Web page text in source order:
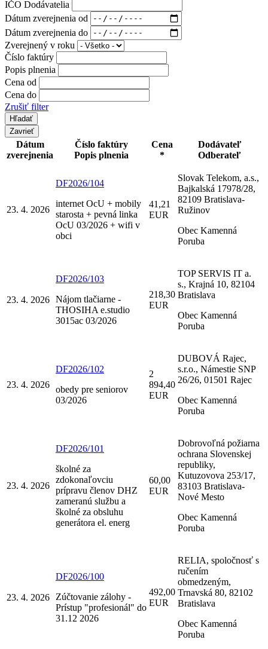
IČO Dodávatelia
Dátum zverejnenia od
Dátum zverejnenia do
Zverejnený v roku
Číslo faktúry
Popis plnenia
Cena od
Cena do
Zrušiť filter
Zavrieť
Dátum
zverejnenia
Číslo faktúry
Popis plnenia
Cena
*
Dodávateľ
Odberateľ
23. 4. 2026
DF2026/104
internet OcU + mobily
starosta + pevná linka
OcU 03/2026 + wifi v
obci
41,21
EUR
Slovak Telekom, a.s.,
Bajkalská 17978/28,
82109 Bratislava-
Ružinov
Obec Kamenná
Poruba
23. 4. 2026
DF2026/103
Nájom tlačiarne -
THOSIHA e.studio
3015ac 03/2026
218,30
EUR
TOP SERVIS IT a.
s., Krajná 10, 82104
Bratislava
Obec Kamenná
Poruba
23. 4. 2026
DF2026/102
obedy pre seniorov
03/2026
2
894,40
EUR
DUBOVÁ Rajec,
s.r.o., Námestie SNP
26/26, 01501 Rajec
Obec Kamenná
Poruba
23. 4. 2026
DF2026/101
školné za
zdokonaľovciu
prípravu členov DHZ
zameranú službu a
školné za obsluhu
generátora el. energ
60,00
EUR
Dobrovoľná požiarna
ochrana Slovenskej
republiky,
Kutuzovova 253/17,
83103 Bratislava-
Nové Mesto
Obec Kamenná
Poruba
23. 4. 2026
DF2026/100
Zúčtovanie zálohy -
Prístup "profesionál" do
31.12 2026
492,00
EUR
RELIA, spoločnosť s
ručením
obmedzeným,
Trnavská 80, 82102
Bratislava
Obec Kamenná
Poruba